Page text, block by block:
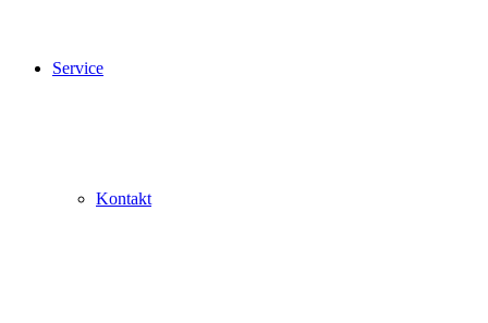
Service
Kontakt